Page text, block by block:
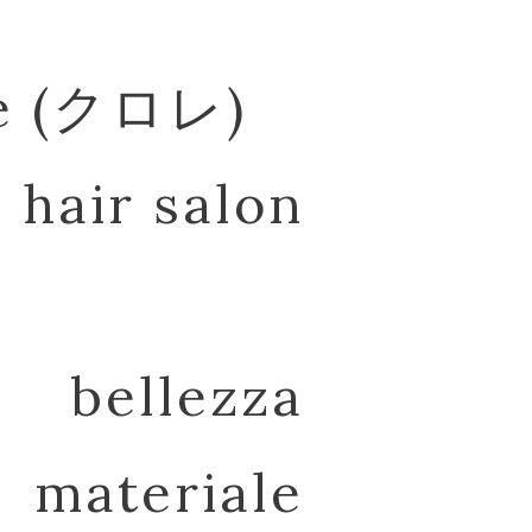
(クロレ)
hair salon
bellezza
materiale